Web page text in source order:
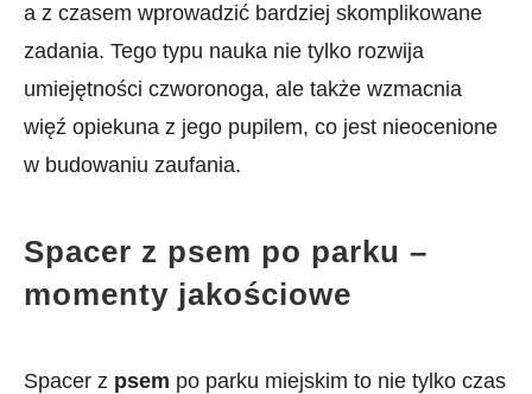
a ⁢z‍ czasem wprowadzić bardziej‌ skomplikowane
zadania. Tego typu nauka nie tylko rozwija
umiejętności⁢ czworonoga,​ ale także wzmacnia
więź opiekuna ⁢z jego pupilem, co jest nieocenione
w budowaniu zaufania.
Spacer z psem po parku –
momenty jakościowe
Spacer ‌z psem po parku miejskim to⁢ nie tylko czas⁣